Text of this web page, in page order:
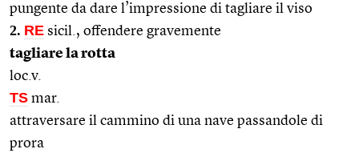
pungente da dare l’impressione di tagliare il viso
2. RE sicil., offendere gravemente
tagliare la rotta
loc.v.
TS mar.
attraversare il cammino di una nave passandole di
prora